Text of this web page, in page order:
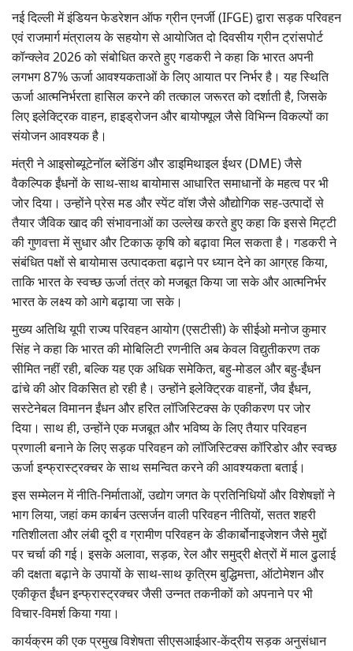
Agriculture Conclave and NACOF
Awards 2022
Agri Start-Ups
Language
English Hindi
नई दिल्ली में इंडियन फेडरेशन ऑफ ग्रीन एनर्जी (IFGE) द्वारा सड़क परिवहन
एवं राजमार्ग मंत्रालय के सहयोग से आयोजित दो दिवसीय ग्रीन ट्रांसपोर्ट
कॉन्क्लेव 2026 को संबोधित करते हुए गडकरी ने कहा कि भारत अपनी
लगभग 87% ऊर्जा आवश्यकताओं के लिए आयात पर निर्भर है। यह स्थिति
ऊर्जा आत्मनिर्भरता हासिल करने की तत्काल जरूरत को दर्शाती है, जिसके
लिए इलेक्ट्रिक वाहन, हाइड्रोजन और बायोफ्यूल जैसे विभिन्न विकल्पों का
संयोजन आवश्यक है।
मंत्री ने आइसोब्यूटेनॉल ब्लेंडिंग और डाइमिथाइल ईथर (DME) जैसे
वैकल्पिक ईंधनों के साथ-साथ बायोमास आधारित समाधानों के महत्व पर भी
जोर दिया। उन्होंने प्रेस मड और स्पेंट वॉश जैसे औद्योगिक सह-उत्पादों से
तैयार जैविक खाद की संभावनाओं का उल्लेख करते हुए कहा कि इससे मिट्टी
की गुणवत्ता में सुधार और टिकाऊ कृषि को बढ़ावा मिल सकता है। गडकरी ने
संबंधित पक्षों से बायोमास उत्पादकता बढ़ाने पर ध्यान देने का आग्रह किया,
ताकि भारत के स्वच्छ ऊर्जा तंत्र को मजबूत किया जा सके और आत्मनिर्भर
भारत के लक्ष्य को आगे बढ़ाया जा सके।
मुख्य अतिथि यूपी राज्य परिवहन आयोग (एसटीसी) के सीईओ मनोज कुमार
सिंह ने कहा कि भारत की मोबिलिटी रणनीति अब केवल विद्युतीकरण तक
सीमित नहीं रही, बल्कि यह एक अधिक समेकित, बहु-मोडल और बहु-ईंधन
ढांचे की ओर विकसित हो रही है। उन्होंने इलेक्ट्रिक वाहनों, जैव ईंधन,
सस्टेनेबल विमानन ईंधन और हरित लॉजिस्टिक्स के एकीकरण पर जोर
दिया। साथ ही, उन्होंने एक मजबूत और भविष्य के लिए तैयार परिवहन
प्रणाली बनाने के लिए सड़क परिवहन को लॉजिस्टिक्स कॉरिडोर और स्वच्छ
ऊर्जा इन्फ्रास्ट्रक्चर के साथ समन्वित करने की आवश्यकता बताई।
इस सम्मेलन में नीति-निर्माताओं, उद्योग जगत के प्रतिनिधियों और विशेषज्ञों ने
भाग लिया, जहां कम कार्बन उत्सर्जन वाली परिवहन नीतियों, सतत शहरी
गतिशीलता और लंबी दूरी व ग्रामीण परिवहन के डीकार्बोनाइजेशन जैसे मुद्दों
पर चर्चा की गई। इसके अलावा, सड़क, रेल और समुद्री क्षेत्रों में माल ढुलाई
की दक्षता बढ़ाने के उपायों के साथ-साथ कृत्रिम बुद्धिमत्ता, ऑटोमेशन और
एकीकृत ईंधन इन्फ्रास्ट्रक्चर जैसी उन्नत तकनीकों को अपनाने पर भी
विचार-विमर्श किया गया।
कार्यक्रम की एक प्रमुख विशेषता सीएसआईआर-केंद्रीय सड़क अनुसंधान